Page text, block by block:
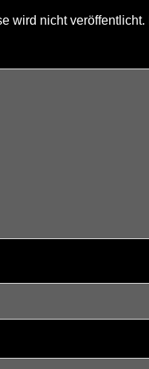
wird nicht veröffentlicht.